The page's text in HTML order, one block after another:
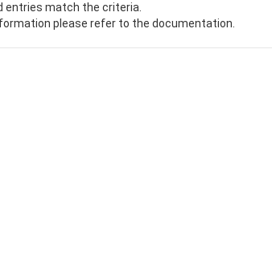
entries match the criteria.
please refer to the documentation.